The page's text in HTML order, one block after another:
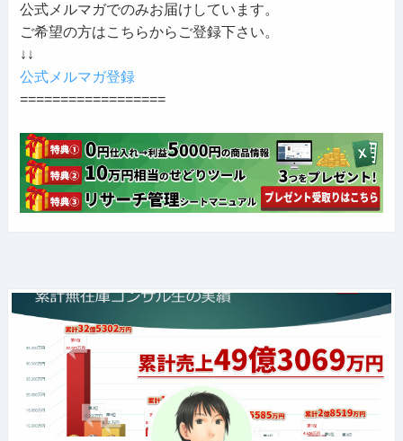
公式メルマガでのみお届けしています。
ご希望の方はこちらからご登録下さい。
↓↓
公式メルマガ登録
==================